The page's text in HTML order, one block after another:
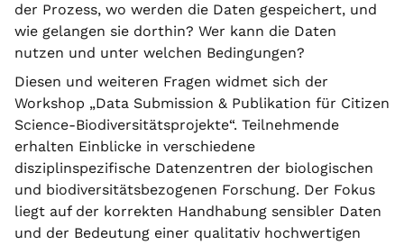
der Prozess, wo werden die Daten gespeichert, und
wie gelangen sie dorthin? Wer kann die Daten
nutzen und unter welchen Bedingungen?
Diesen und weiteren Fragen widmet sich der
Workshop „Data Submission & Publikation für Citizen
Science-Biodiversitätsprojekte“. Teilnehmende
erhalten Einblicke in verschiedene
disziplinspezifische Datenzentren der biologischen
und biodiversitätsbezogenen Forschung. Der Fokus
liegt auf der korrekten Handhabung sensibler Daten
und der Bedeutung einer qualitativ hochwertigen